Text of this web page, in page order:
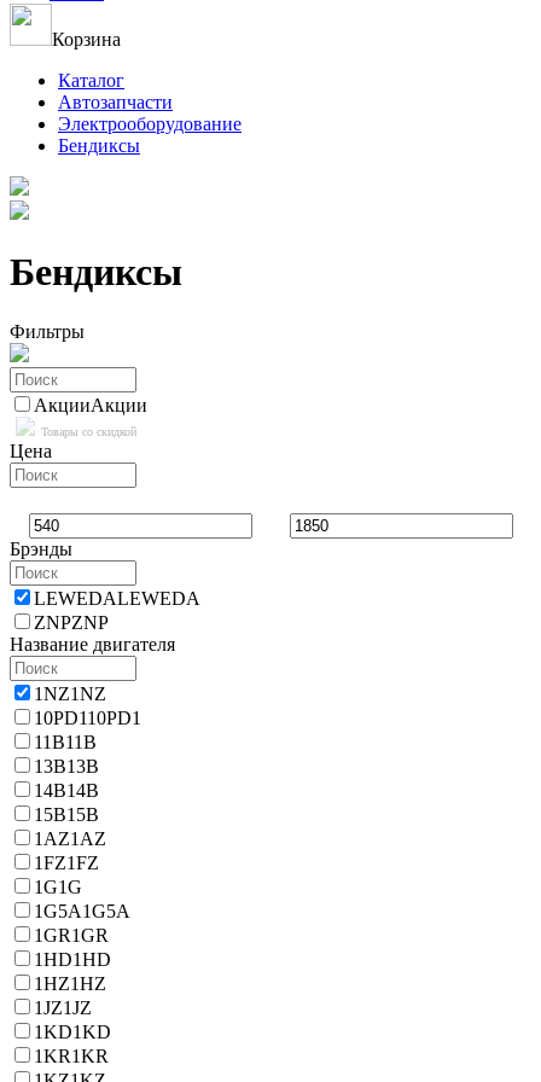
Корзина
Каталог
Автозапчасти
Электрооборудование
Бендиксы
Бендиксы
Фильтры
АкцииАкции
Товары со скидкой
Цена
Брэнды
LEWEDALEWEDA
ZNPZNP
Название двигателя
1NZ1NZ
10PD110PD1
11B11B
13B13B
14B14B
15B15B
1AZ1AZ
1FZ1FZ
1G1G
1G5A1G5A
1GR1GR
1HD1HD
1HZ1HZ
1JZ1JZ
1KD1KD
1KR1KR